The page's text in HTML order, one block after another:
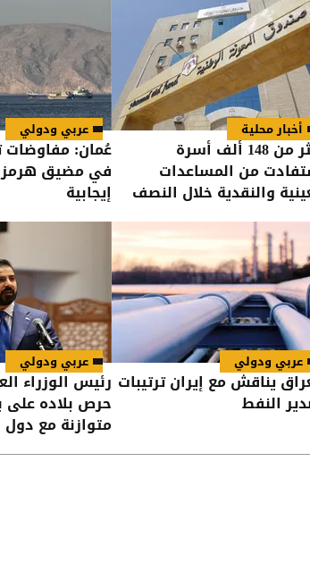
أخبار محلية
أكثر من 148 ألف أسرة
من المساعدات
والنقدية خلال النصف
عربي ودولي
عُمان: مفاوضات
في مضيق هرمز
إيجابية
عربي ودولي
يناقش مع إيران ترتيبات
النفط
عربي ودولي
رئيس الوزراء
حرص بلاده على
متوازنة مع دول